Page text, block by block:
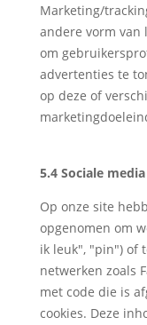
Marketing/
andere vorm van
om
advertenties te
op deze of
5.4 Sociale media
Op onze site
opgenomen om
ik leuk", "pin") of
netwerken zoals
met code die is
cookies. Deze